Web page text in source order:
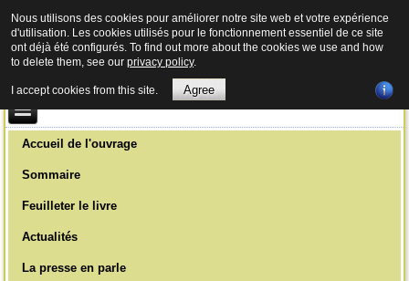
Accueil de l'ouvrage
Sommaire
Feuilleter le livre
Actualités
La presse en parle
Nous utilisons des cookies pour améliorer notre site web et votre expérience
d'utilisation. Les cookies utilisés pour le fonctionnement essentiel de ce site
ont déjà été configurés. To find out more about the cookies we use and how
to delete them, see our privacy policy.
I accept cookies from this site. Agree